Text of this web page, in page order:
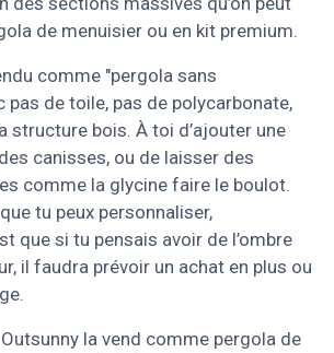
de menuisier ou en kit premium.
comme "pergola sans
pas de toile, pas de polycarbonate,
structure bois. À toi d’ajouter une
canisses, ou de laisser des
comme la glycine faire le boulot.
que tu peux personnaliser,
que si tu pensais avoir de l’ombre
il faudra prévoir un achat en plus ou
la vend comme pergola de